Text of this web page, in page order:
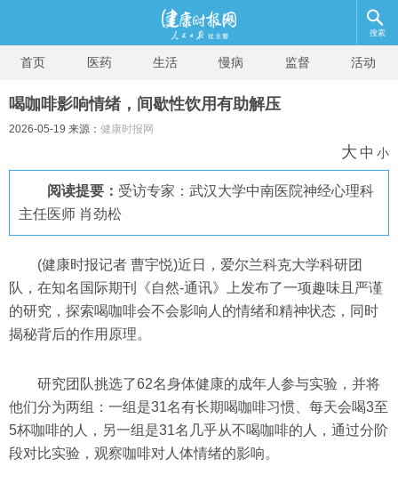
搜索
首页 医药 生活 慢病 监督 活动
喝咖啡影响情绪，间歇性饮用有助解压
2026-05-19 来源： 健康时报网
大 中 小
阅读提要： 受访专家：武汉大学中南医院神经心理科
主任医师 肖劲松
(健康时报记者 曹宇悦)近日，爱尔兰科克大学科研团
队，在知名国际期刊《自然-通讯》上发布了一项趣味且严谨
的研究，探索喝咖啡会不会影响人的情绪和精神状态，同时
揭秘背后的作用原理。
研究团队挑选了62名身体健康的成年人参与实验，并将
他们分为两组：一组是31名有长期喝咖啡习惯、每天会喝3至
5杯咖啡的人，另一组是31名几乎从不喝咖啡的人，通过分阶
段对比实验，观察咖啡对人体情绪的影响。